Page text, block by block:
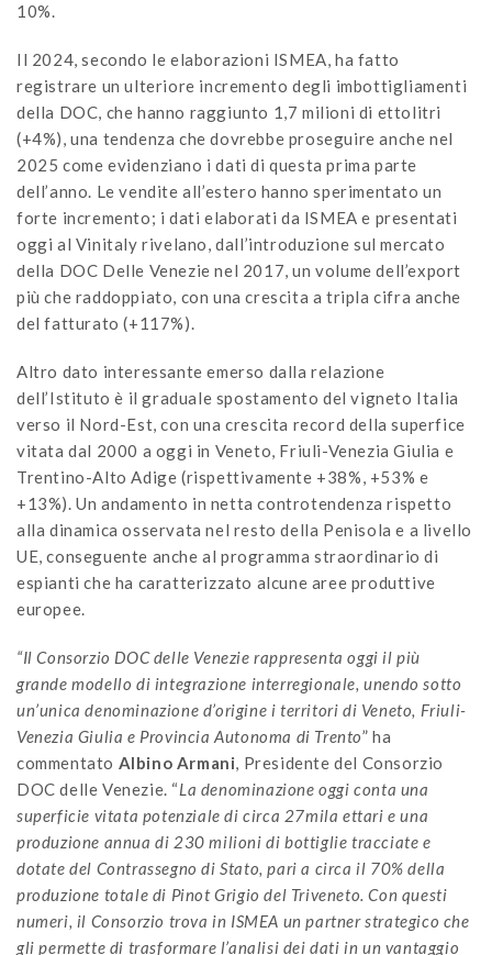
10%.
Il 2024, secondo le elaborazioni ISMEA, ha fatto
registrare un ulteriore incremento degli imbottigliamenti
della DOC, che hanno raggiunto 1,7 milioni di ettolitri
(+4%), una tendenza che dovrebbe proseguire anche nel
2025 come evidenziano i dati di questa prima parte
dell’anno. Le vendite all’estero hanno sperimentato un
forte incremento; i dati elaborati da ISMEA e presentati
oggi al Vinitaly rivelano, dall’introduzione sul mercato
della DOC Delle Venezie nel 2017, un volume dell’export
più che raddoppiato, con una crescita a tripla cifra anche
del fatturato (+117%).
Altro dato interessante emerso dalla relazione
dell’Istituto è il graduale spostamento del vigneto Italia
verso il Nord-Est, con una crescita record della superfice
vitata dal 2000 a oggi in Veneto, Friuli-Venezia Giulia e
Trentino-Alto Adige (rispettivamente +38%, +53% e
+13%). Un andamento in netta controtendenza rispetto
alla dinamica osservata nel resto della Penisola e a livello
UE, conseguente anche al programma straordinario di
espianti che ha caratterizzato alcune aree produttive
europee.
“Il Consorzio DOC delle Venezie rappresenta oggi il più
grande modello di integrazione interregionale, unendo sotto
un’unica denominazione d’origine i territori di Veneto, Friuli-
Venezia Giulia e Provincia Autonoma di Trento” ha
commentato Albino Armani, Presidente del Consorzio
DOC delle Venezie. “La denominazione oggi conta una
superficie vitata potenziale di circa 27mila ettari e una
produzione annua di 230 milioni di bottiglie tracciate e
dotate del Contrassegno di Stato, pari a circa il 70% della
produzione totale di Pinot Grigio del Triveneto. Con questi
numeri, il Consorzio trova in ISMEA un partner strategico che
gli permette di trasformare l’analisi dei dati in un vantaggio